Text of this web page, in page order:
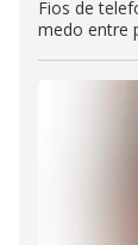
Fios de
medo entre